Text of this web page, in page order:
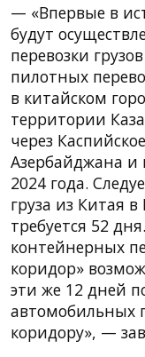
— «Впервые в
будут
перевозки
пилотных
в китайском
территории
через
Азербайджана и
2024 года.
груза из Китая
требуется 52
контейнерных
коридор»
эти же 12 дней
автомобильных
коридору», —